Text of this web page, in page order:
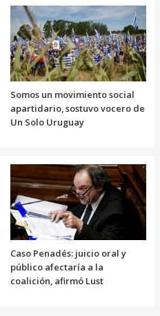
el
volumen.
Somos un movimiento social
apartidario, sostuvo vocero de
Un Solo Uruguay
Caso Penadés: juicio oral y
público afectaría a la
coalición, afirmó Lust